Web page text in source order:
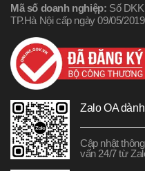
Mã số doanh nghiệp: Số
TP.Hà Nội cấp ngày 09/05/2019
Zalo OA
Cập nhật
vấn 24/7 từ